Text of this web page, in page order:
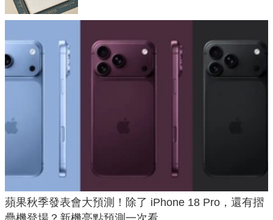
蘋果秋季發表會大預測！除了 iPhone 18 Pro，還有摺